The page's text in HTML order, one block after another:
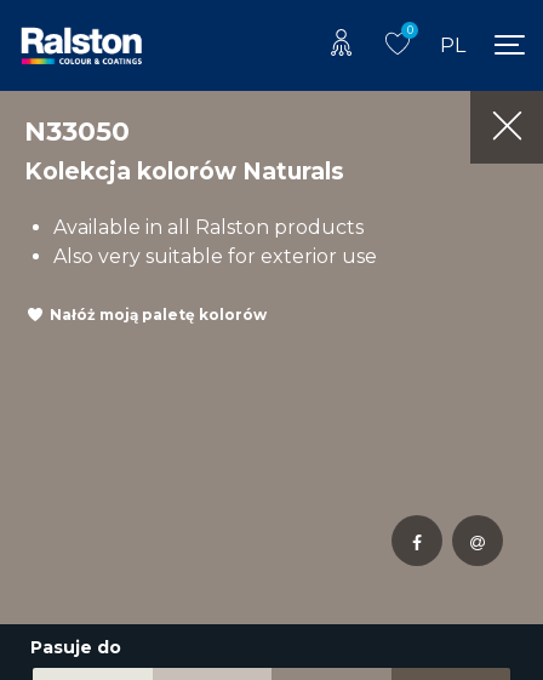
0
PL
N33050
Kolekcja kolorów Naturals
Available in all Ralston products
Also very suitable for exterior use
Nałóż moją paletę kolorów
Pasuje do